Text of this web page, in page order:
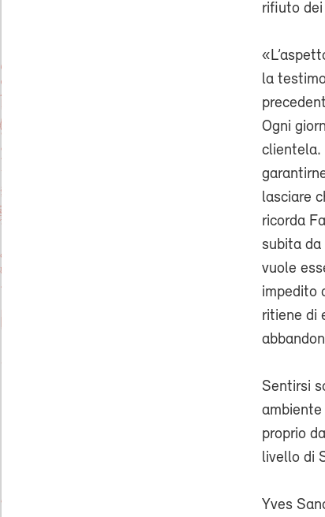
rifiuto
la
Ogni
clientela.
lasciare
ricorda
subita
vuole
impedito
ritiene di
Sentirsi
proprio
livello di
Yves